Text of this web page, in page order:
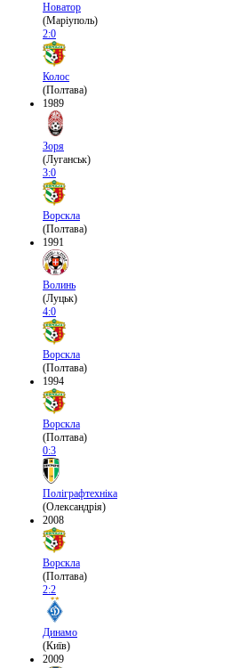
Новатор
(Маріуполь)
2:0
Колос
(Полтава)
1989
Зоря
(Луганськ)
3:0
Ворскла
(Полтава)
1991
Волинь
(Луцьк)
4:0
Ворскла
(Полтава)
1994
Ворскла
(Полтава)
0:3
Поліграфтехніка
(Олександрія)
2008
Ворскла
(Полтава)
2:2
Динамо
(Київ)
2009